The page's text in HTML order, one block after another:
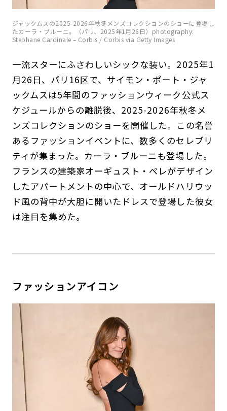
ジャックムスの2025-2026年秋冬メンズコレクションのショーに登場し
たカーラ・ブルーニ。（パリ、2025年1月26日）photography:
Stephane Cardinale – Corbis / Corbis via Getty Images
一流スターにふさわしいシックな装い。2025年1
月26日、パリ16区で、サイモン・ポート・ジャ
ックムスは5年間のファッションウィーク公式ス
ケジュールからの離脱後、2025-2026年秋冬メ
ンズコレクションのショーを開催した。この名誉
あるファッションイベントに、数多くのセレブリ
ティが集まった。カーラ・ブルーニも登場した。
フランスの建築家オーギュスト・ペレがデザイン
したアパートメントの中心で、オールドハリウッ
ド風の背中が大胆に開いたドレスで登場した彼女
は注目を集めた。
ファッションアイコン